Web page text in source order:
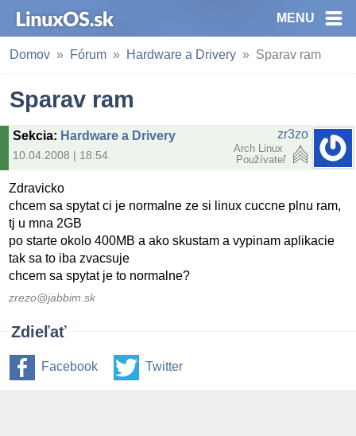
MENU
Domov Fórum Hardware a Drivery Sparav ram
Sparav ram
Sekcia: Hardware a Drivery
10.04.2008 | 18:54
zr3zo
Arch Linux
Používateľ
Zdravicko
chcem sa spytat ci je normalne ze si linux cuccne plnu ram,
tj u mna 2GB
po starte okolo 400MB a ako skustam a vypinam aplikacie
tak sa to iba zvacsuje
chcem sa spytat je to normalne?
zrezo@jabbim.sk
Zdieľať
Facebook Twitter